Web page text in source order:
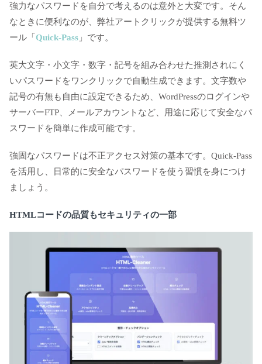
強力なパスワードを自分で考えるのは意外と大変です。そん
なときに便利なのが、弊社アートクリックが提供する無料ツ
ール「 Quick-Pass 」です。
英大文字・小文字・数字・記号を組み合わせた推測されにく
いパスワードをワンクリックで自動生成できます。文字数や
記号の有無も自由に設定できるため、WordPressのログインや
サーバーFTP、メールアカウントなど、用途に応じて安全なパ
スワードを簡単に作成可能です。
強固なパスワードは不正アクセス対策の基本です。Quick-Pass
を活用し、日常的に安全なパスワードを使う習慣を身につけ
ましょう。
HTMLコードの品質もセキュリティの一部